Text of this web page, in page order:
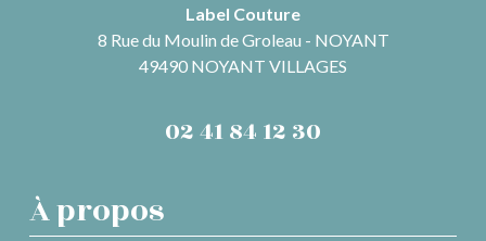
Label Couture
8 Rue du Moulin de Groleau - NOYANT
49490 NOYANT VILLAGES
02 41 84 12 30
À propos